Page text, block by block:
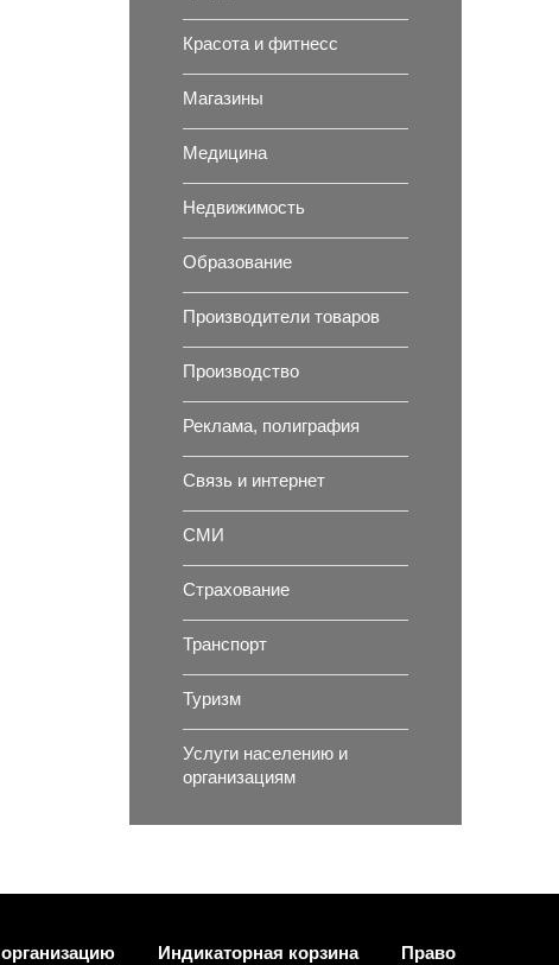
Красота и фитнесс
Магазины
Медицина
Недвижимость
Образование
Производители товаров
Производство
Реклама, полиграфия
Связь и интернет
СМИ
Страхование
Транспорт
Туризм
Услуги населению и
организациям
Индикаторная корзина Право